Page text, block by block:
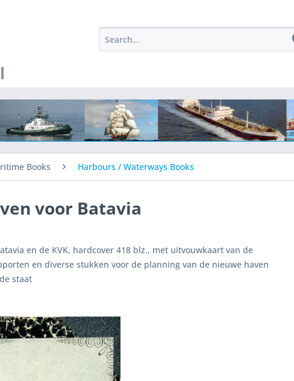
Books Harbours / Waterways Books
voor Batavia
en de KVK, hardcover 418 blz., met uitvouwkaart van de
en diverse stukken voor de planning van de nieuwe haven
staat